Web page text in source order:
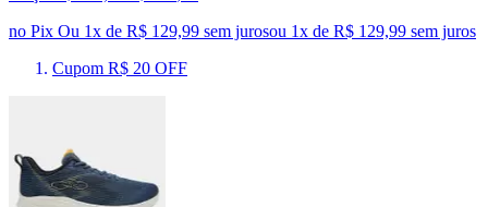
no Pix Ou 1x de R$ 129,99 sem jurosou 1x de R$ 129,99 sem juros
Cupom R$ 20 OFF